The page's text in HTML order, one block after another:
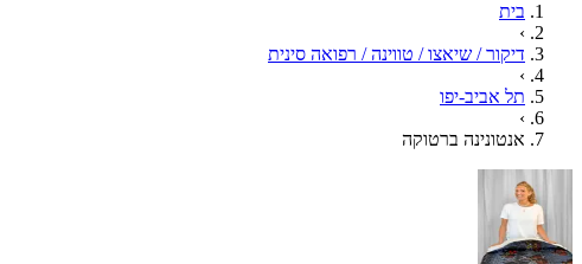
בית
›
דיקור / שיאצו / טווינה / רפואה סינית
›
תל אביב-יפו
›
אנטונינה ברטוקה